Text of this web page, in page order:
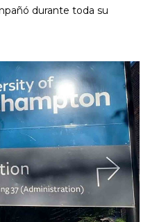
durante toda su